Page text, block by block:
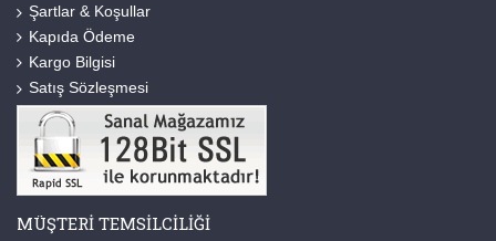
Şartlar & Koşullar
Kapıda Ödeme
Kargo Bilgisi
Satış Sözleşmesi
MÜŞTERI TEMSILCILIĞI